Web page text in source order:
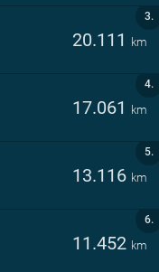
3.
20.111 km
4.
17.061 km
5.
13.116 km
6.
11.452 km